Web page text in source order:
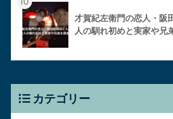
才賀紀左衛門の恋人・阪
人の馴れ初めと実家や兄
カテゴリー